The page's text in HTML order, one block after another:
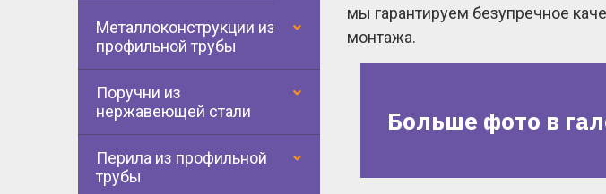
Металлоконструкции из
профильной трубы
Поручни из
нержавеющей стали
Перила из профильной
трубы
мы гарантируем безупречное
монтажа.
Больше фото в